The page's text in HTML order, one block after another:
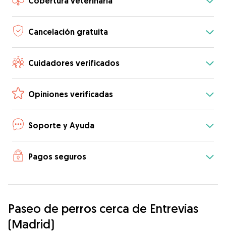
Cancelación gratuita
Cuidadores verificados
Opiniones verificadas
Soporte y Ayuda
Pagos seguros
Paseo de perros cerca de Entrevías
(Madrid)